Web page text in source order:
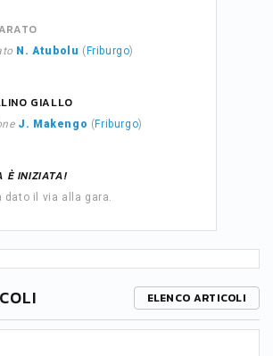
N. Atubolu ( Friburgo)
GIALLO
J. Makengo ( Friburgo)
È INIZIATA!
dato il via alla gara.
ELENCO ARTICOLI